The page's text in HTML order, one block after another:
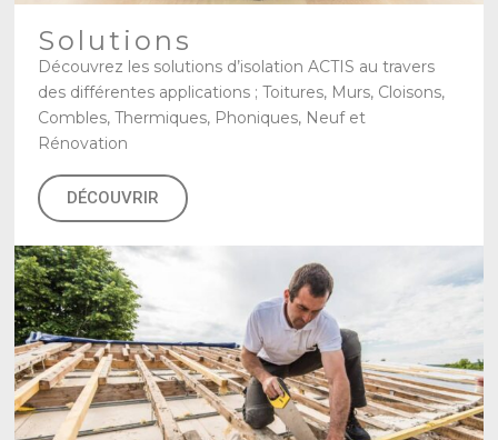
Solutions
Découvrez les solutions d’isolation ACTIS au travers
des différentes applications ; Toitures, Murs, Cloisons,
Combles, Thermiques, Phoniques, Neuf et
Rénovation
DÉCOUVRIR